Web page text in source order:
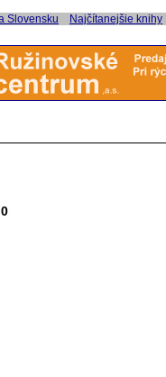
Slovensku Najčítanejšie knihy